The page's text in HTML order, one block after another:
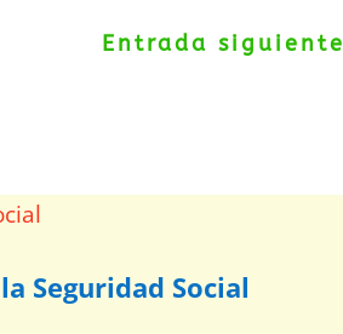
Entrada siguiente
Seguridad Social